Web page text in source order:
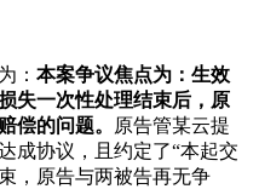
： 本案争议焦点为：生效
失一次性处理结束后，原
偿的问题。 原告管某云提
成协议，且约定了“本起交
，原告与两被告再无争